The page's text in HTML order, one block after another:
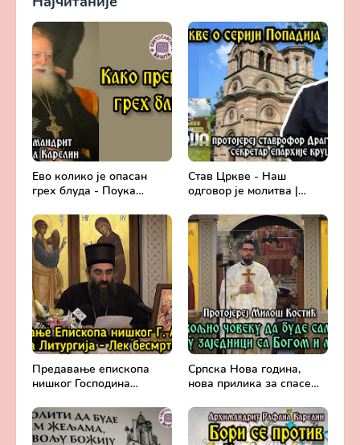
Ево колико је опасан
грех блуда - Поука
Карелина
Став Цркве - Наш
одговор је молитва |
крушевачке, отац Драги
Вешковац
Предавање епископа
нишког Господина
Литургија, лек
бесмртности -
Православље и
Српска Нова година,
нова прилика за спасење
Богом - Протојереј
Милош Костић